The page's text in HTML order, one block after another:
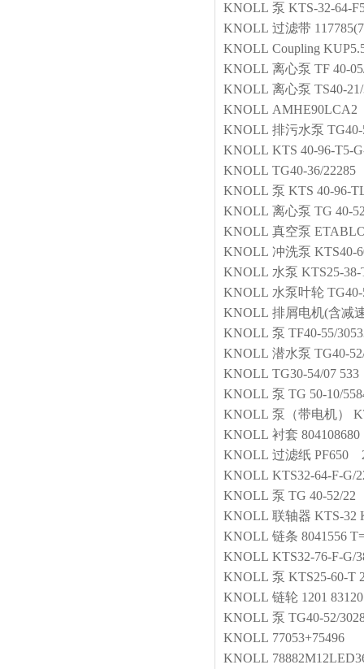
KNOLL 泵 KTS-32-64-
KNOLL 过滤带
KNOLL Coupling
KNOLL 离心泵 TF 40-
KNOLL 离心泵 TS40-
KNOLL AMHE90LCA2
KNOLL 排污水泵
KNOLL KTS 40-96-T5-
KNOLL TG40-36/22285
KNOLL 泵 KTS 40-96-
KNOLL 离心泵 TG 40-
KNOLL 真空泵
KNOLL 冲洗泵 KTS40-
KNOLL 水泵 KTS25-
KNOLL 水泵叶轮
KNOLL 排屑电机(含减
KNOLL 泵 TF40-55/
KNOLL 潜水泵 TG40-
KNOLL TG30-54/07 533
KNOLL 泵 TG 50-10/
KNOLL 泵（带电机）
KNOLL 衬套 804108680
KNOLL 过滤纸 PF650
KNOLL KTS32-64-F-G/
KNOLL 泵 TG 40-52/22
KNOLL 联轴器 KTS-32
KNOLL 链条 8041556
KNOLL KTS32-76-F-G/
KNOLL 泵 KTS25-60-T
KNOLL 链轮 1201 83120
KNOLL 泵 TG40-52/
KNOLL 77053+75496
KNOLL